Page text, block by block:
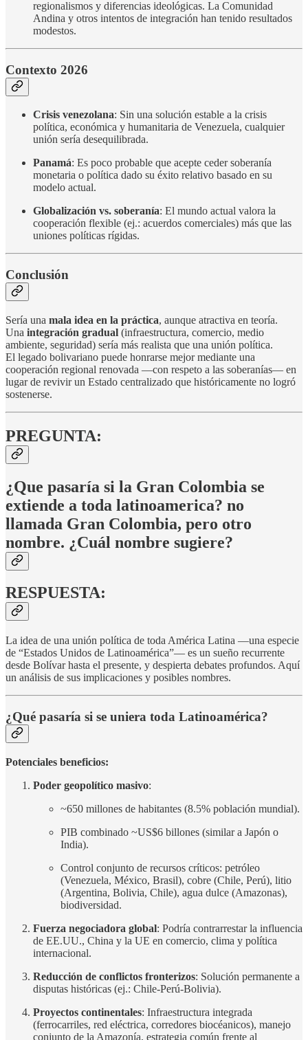
regionalismos y diferencias ideológicas. La Comunidad
Andina y otros intentos de integración han tenido resultados
modestos.
Contexto 2026
Crisis venezolana: Sin una solución estable a la crisis
política, económica y humanitaria de Venezuela, cualquier
unión sería desequilibrada.
Panamá: Es poco probable que acepte ceder soberanía
monetaria o política dado su éxito relativo basado en su
modelo actual.
Globalización vs. soberanía: El mundo actual valora la
cooperación flexible (ej.: acuerdos comerciales) más que las
uniones políticas rígidas.
Conclusión
Sería una mala idea en la práctica, aunque atractiva en teoría.
Una integración gradual (infraestructura, comercio, medio
ambiente, seguridad) sería más realista que una unión política.
El legado bolivariano puede honrarse mejor mediante una
cooperación regional renovada —con respeto a las soberanías— en
lugar de revivir un Estado centralizado que históricamente no logró
sostenerse.
PREGUNTA:
¿Que pasaría si la Gran Colombia se
extiende a toda latinoamerica? no
llamada Gran Colombia, pero otro
nombre. ¿Cuál nombre sugiere?
RESPUESTA:
La idea de una unión política de toda América Latina —una especie
de “Estados Unidos de Latinoamérica”— es un sueño recurrente
desde Bolívar hasta el presente, y despierta debates profundos. Aquí
un análisis de sus implicaciones y posibles nombres.
¿Qué pasaría si se uniera toda Latinoamérica?
Potenciales beneficios:
Poder geopolítico masivo:
~650 millones de habitantes (8.5% población mundial).
PIB combinado ~US$6 billones (similar a Japón o
India).
Control conjunto de recursos críticos: petróleo
(Venezuela, México, Brasil), cobre (Chile, Perú), litio
(Argentina, Bolivia, Chile), agua dulce (Amazonas),
biodiversidad.
Fuerza negociadora global: Podría contrarrestar la influencia
de EE.UU., China y la UE en comercio, clima y política
internacional.
Reducción de conflictos fronterizos: Solución permanente a
disputas históricas (ej.: Chile-Perú-Bolivia).
Proyectos continentales: Infraestructura integrada
(ferrocarriles, red eléctrica, corredores biocéanicos), manejo
conjunto de la Amazonía, estrategia común frente al